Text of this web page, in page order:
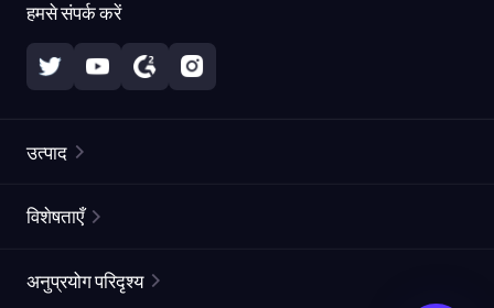
हमसे संपर्क करें
उत्पाद
स्थैतिक रेज़िडेंशियल प्रॉक्सीज़
विशेषताएँ
प्रॉक्सी चेकर
अनुप्रयोग परिदृश्य